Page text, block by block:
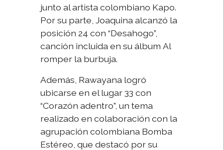
junto al artista colombiano Kapo.
Por su parte, Joaquina alcanzó la
posición 24 con “Desahogo”,
canción incluida en su álbumAl
romper la burbuja.
Además, Rawayana logró
ubicarse en el lugar 33 con
“Corazón adentro”, un tema
realizado en colaboración con la
agrupación colombiana Bomba
Estéreo, que destacó por su